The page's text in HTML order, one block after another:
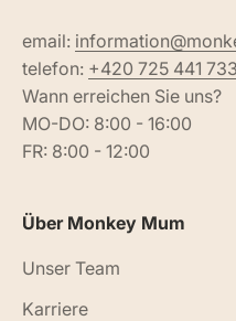
email:
telefon: +420 725 441 733
Wann erreichen Sie uns?
MO-DO: 8:00 - 16:00
FR: 8:00 - 12:00
Über Monkey Mum
Unser Team
Karriere